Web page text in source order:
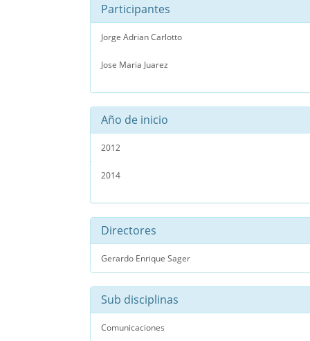
Participantes
Jorge Adrian Carlotto
Jose Maria Juarez
Año de inicio
2012
2014
Directores
Gerardo Enrique Sager
Sub disciplinas
Comunicaciones